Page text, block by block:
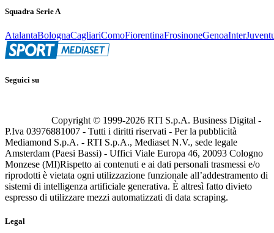
Squadra Serie A
AtalantaBolognaCagliariComoFiorentinaFrosinoneGenoaInter
Seguici su
Copyright © 1999-2026 RTI S.p.A. Business Digital -
P.Iva 03976881007 - Tutti i diritti riservati - Per la pubblicità
Mediamond S.p.A. - RTI S.p.A., Mediaset N.V., sede legale
Amsterdam (Paesi Bassi) - Uffici Viale Europa 46, 20093 Cologno
Monzese (MI)Rispetto ai contenuti e ai dati personali trasmessi e/o
riprodotti è vietata ogni utilizzazione funzionale all’addestramento di
sistemi di intelligenza artificiale generativa. È altresì fatto divieto
espresso di utilizzare mezzi automatizzati di data scraping.
Legal